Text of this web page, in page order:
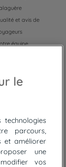
et avis de
équipe
le
parcours,
et améliorer
une
vos